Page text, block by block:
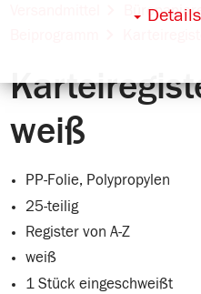
Büropapiere
weiß
PP-Folie, Polypropylen
25-teilig
Register von A-Z
weiß
1 Stück eingeschweißt